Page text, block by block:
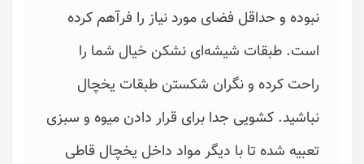
نبوده و حداقل فضای مورد نیاز را فرآهم کرده
است. طبقات شیشه‌ای نشکن خیال شما را
راحت کرده و نگران شکستن طبقات یخچال
نباشید. کشویی جدا برای قرار دادن میوه و سبزی
تعبیه شده تا با دیگر مواد داخل یخچال قاطی